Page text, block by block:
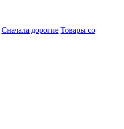
Сначала дорогие Товары со